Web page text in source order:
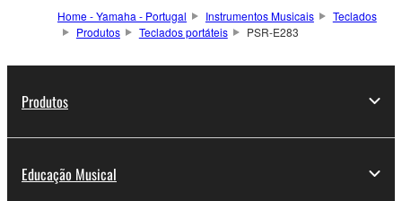
Home - Yamaha - Portugal Instrumentos Musicais
Teclados
Produtos
Teclados portáteis PSR-E283
Produtos
Educação Musical